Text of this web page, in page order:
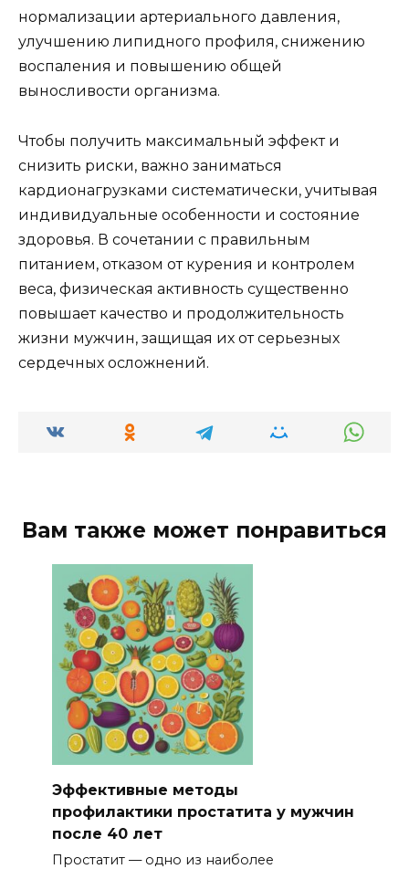
нормализации артериального давления,
улучшению липидного профиля, снижению
воспаления и повышению общей
выносливости организма.
Чтобы получить максимальный эффект и
снизить риски, важно заниматься
кардионагрузками систематически, учитывая
индивидуальные особенности и состояние
здоровья. В сочетании с правильным
питанием, отказом от курения и контролем
веса, физическая активность существенно
повышает качество и продолжительность
жизни мужчин, защищая их от серьезных
сердечных осложнений.
Вам также может понравиться
Эффективные методы
профилактики простатита у мужчин
после 40 лет
Простатит — одно из наиболее